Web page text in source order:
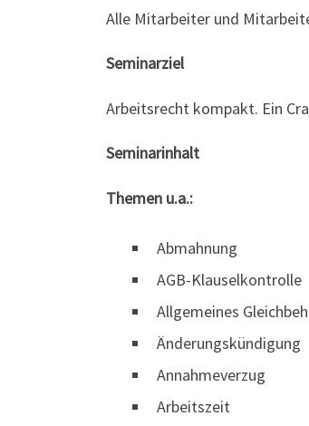
Alle Mitarbeiter und
Seminarziel
Arbeitsrecht kompakt. Ein
Seminarinhalt
Themen u.a.:
Abmahnung
AGB-Klauselkontrolle
Allgemeines
Änderungskündigung
Annahmeverzug
Arbeitszeit